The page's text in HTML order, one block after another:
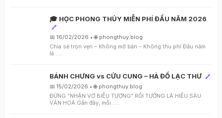
🎓 HỌC PHONG THỦY MIỄN PHÍ ĐẦU NĂM 2026
🔗
📅 16/02/2026 • 🌐 phongthuy.blog
Chia sẻ trọn vẹn – Không mở bán – Không thu phí Đầu năm
là…...
BÁNH CHƯNG vs CỬU CUNG – HÀ ĐỒ LẠC THƯ 🔗
📅 15/02/2026 • 🌐 phongthuy.blog
ĐỪNG “NHẬN VƠ BIỂU TƯỢNG” RỒI TƯỞNG LÀ HIỂU SÂU
VĂN HOÁ Gần đây, mỗi…...